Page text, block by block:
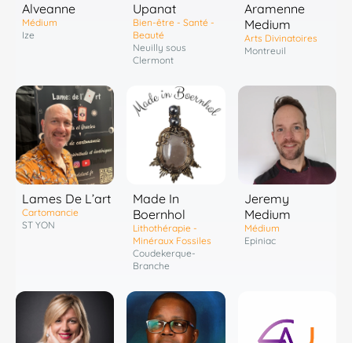
Alveanne
Médium
Ize
Upanat
Bien-être - Santé -
Beauté
Neuilly sous
Clermont
Aramenne
Medium
Arts Divinatoires
Montreuil
Lames De L’art
Cartomancie
ST YON
Made In
Boernhol
Lithothérapie -
Minéraux Fossiles
Coudekerque-
Branche
Jeremy
Medium
Médium
Epiniac